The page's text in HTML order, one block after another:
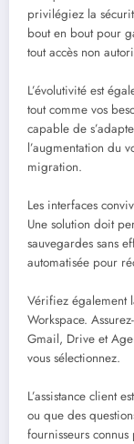
privilégiez la
bout en bout pour
tout accès non
L’évolutivité est
tout comme vos
capable de
l’augmentation du
migration.
Les interfaces
Une solution doit
sauvegardes sans
automatisée pour
Vérifiez également
Workspace.
Gmail, Drive et
vous sélectionnez.
L’assistance client
ou que des
fournisseurs